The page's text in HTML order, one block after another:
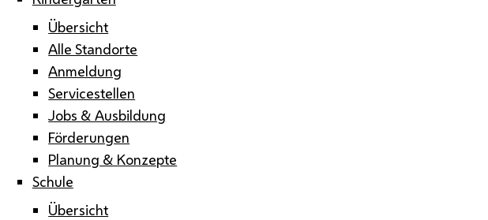
Übersicht
Alle Standorte
Anmeldung
Servicestellen
Jobs & Ausbildung
Förderungen
Planung & Konzepte
Schule
Übersicht